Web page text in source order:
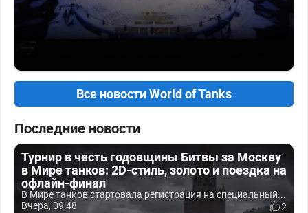
Все новости World of Tanks
Последние новости
Турнир в честь годовщины Битвы за Москву
в Мире танков: 2D-стиль, золото и поездка на
офлайн-финал
В Мире танков стартовала регистрация на специальный...
Вчера, 09:48
2